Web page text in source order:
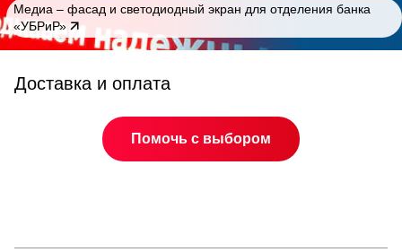
Медиа – фасад и светодиодный экран для отделения банка
«УБРиР»
Доставка и оплата
Помочь с выбором